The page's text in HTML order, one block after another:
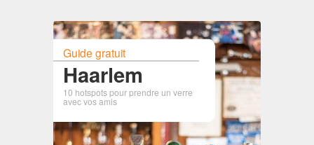
Guide gratuit
Haarlem
10 hotspots pour prendre un verre
avec vos amis